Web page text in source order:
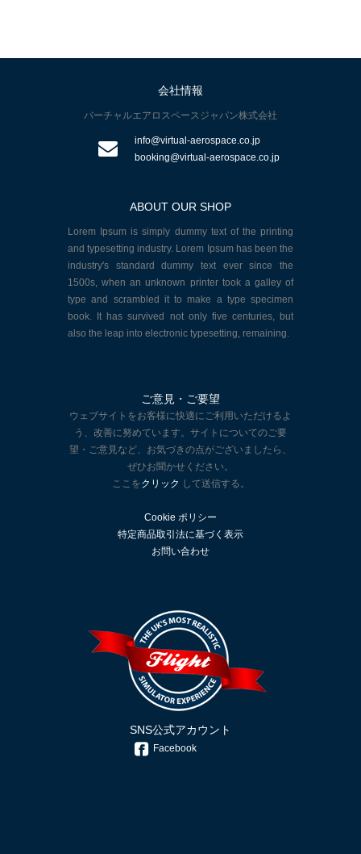
会社情報
バーチャルエアロスペースジャパン株式会社
info@virtual-aerospace.co.jp
booking@virtual-aerospace.co.jp
ABOUT OUR SHOP
Lorem Ipsum is simply dummy text of the printing
and typesetting industry. Lorem Ipsum has been the
industry's standard dummy text ever since the
1500s, when an unknown printer took a galley of
type and scrambled it to make a type specimen
book. It has survived not only five centuries, but
also the leap into electronic typesetting, remaining.
ご意見・ご要望
ウェブサイトをお客様に快適にご利用いただけるよ
う、改善に努めています。サイトについてのご要
望・ご意見など、お気づきの点がございましたら、
ぜひお聞かせください。
ここをクリック して送信する。
Cookie ポリシー
特定商品取引法に基づく表示
お問い合わせ
SNS公式アカウント
Facebook